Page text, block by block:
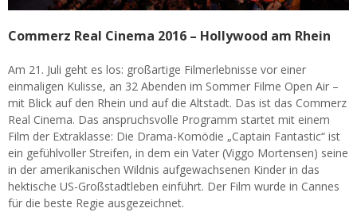
Commerz Real Cinema 2016 – Hollywood am Rhein
Am 21. Juli geht es los: großartige Filmerlebnisse vor einer
einmaligen Kulisse, an 32 Abenden im Sommer Filme Open Air –
mit Blick auf den Rhein und auf die Altstadt. Das ist das Commerz
Real Cinema. Das anspruchsvolle Programm startet mit einem
Film der Extraklasse: Die Drama-Komödie „Captain Fantastic“ ist
ein gefühlvoller Streifen, in dem ein Vater (Viggo Mortensen) seine
in der amerikanischen Wildnis aufgewachsenen Kinder in das
hektische US-Großstadtleben einführt. Der Film wurde in Cannes
für die beste Regie ausgezeichnet.